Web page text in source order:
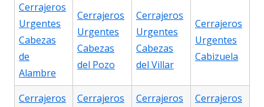
Cerrajeros
Urgentes
Cabezas
de
Alambre
Cerrajeros
Urgentes
Cabezas
del Pozo
Cerrajeros
Urgentes
Cabezas
del Villar
Cerrajeros
Urgentes
Cabizuela
Cerrajeros
Cerrajeros
Cerrajeros
Cerrajeros